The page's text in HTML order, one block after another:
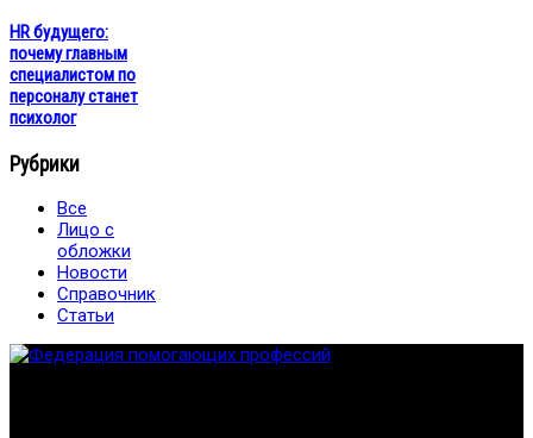
HR будущего:
почему главным
специалистом по
персоналу станет
психолог
Рубрики
Все
Лицо с
обложки
Новости
Справочник
Статьи